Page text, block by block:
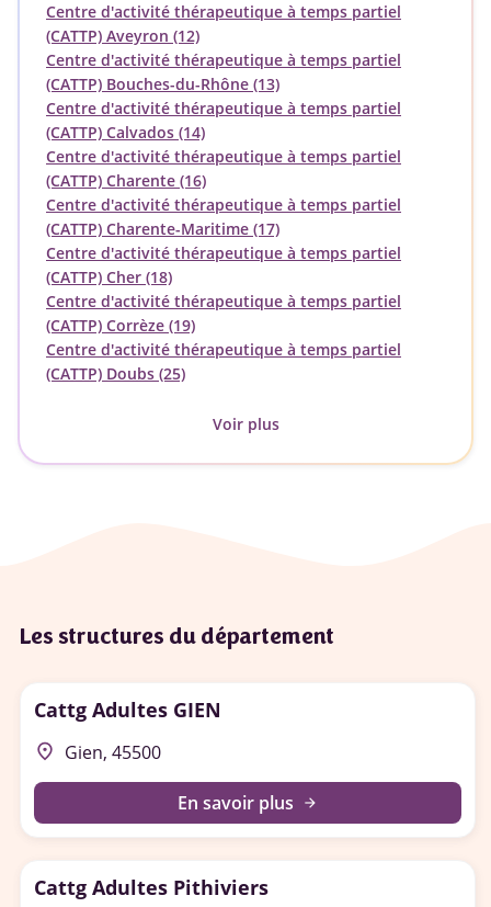
Centre d'activité thérapeutique à temps partiel
(CATTP) Aveyron (12)
Centre d'activité thérapeutique à temps partiel
(CATTP) Bouches-du-Rhône (13)
Centre d'activité thérapeutique à temps partiel
(CATTP) Calvados (14)
Centre d'activité thérapeutique à temps partiel
(CATTP) Charente (16)
Centre d'activité thérapeutique à temps partiel
(CATTP) Charente-Maritime (17)
Centre d'activité thérapeutique à temps partiel
(CATTP) Cher (18)
Centre d'activité thérapeutique à temps partiel
(CATTP) Corrèze (19)
Centre d'activité thérapeutique à temps partiel
(CATTP) Doubs (25)
Voir plus
Les structures du département
Cattg Adultes GIEN
place Gien, 45500
En savoir plus arrow_forward
Cattg Adultes Pithiviers